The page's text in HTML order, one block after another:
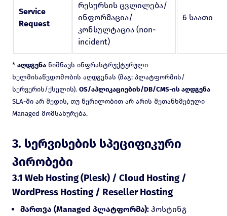
Service
Request
რესურსის ცვლილება/
ინფორმაცია/
კონსულტაცია (non-
incident)
6 საათი
* აღდგენა ნიშნავს ინფრასტრუქტურული
ხელმისაწვდომობის აღდგენას (მაგ: პლატფორმის/
სერვერის/ქსელის). OS/აპლიკაციების/DB/CMS-ის აღდგენა
SLA-ში არ შედის, თუ წერილობით არ არის შეთანხმებული
Managed მომსახურება.
3. სერვისების სპეციფიკური
პირობები
3.1 Web Hosting (Plesk) / Cloud Hosting /
WordPress Hosting / Reseller Hosting
მართვა (Managed პლატფორმა): ჰოსტინგ